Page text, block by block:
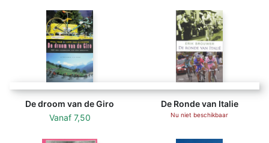
De droom van de Giro
Vanaf 7,50
De Ronde van Italie
Nu niet beschikbaar